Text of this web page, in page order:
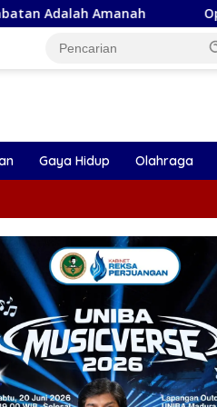
Operasi
Gaya Hidup Olahraga